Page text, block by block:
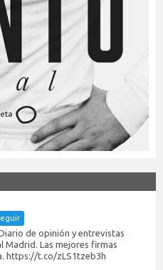
de opinión y entrevistas
Madrid. Las mejores firmas
https://t.co/zLS1tzeb3h